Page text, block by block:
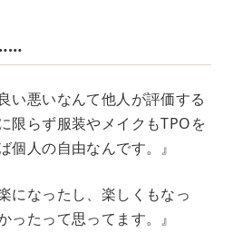
い悪いなんて他人が評価する
限らず服装やメイクもTPOを
個人の自由なんです。』
になったし、楽しくもなっ
ったって思ってます。』